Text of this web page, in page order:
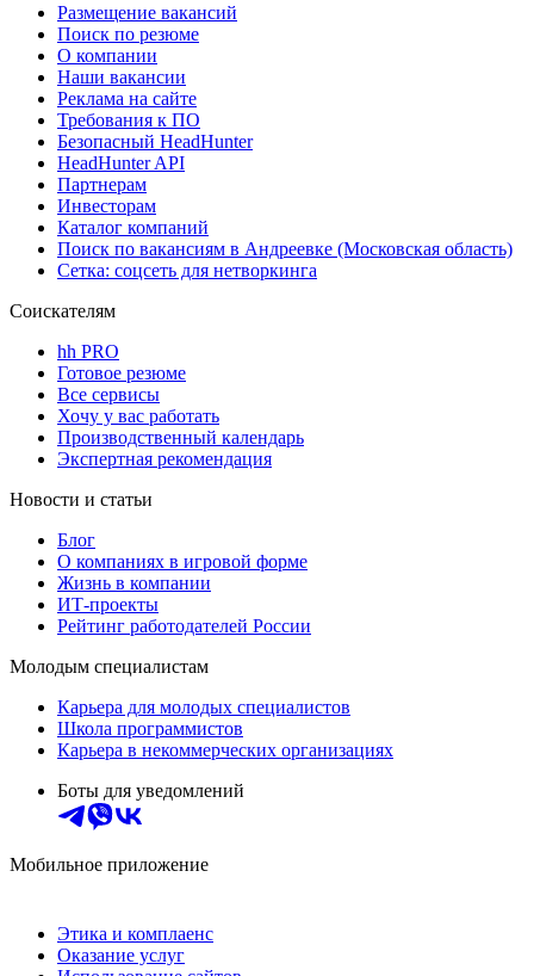
Размещение вакансий
Поиск по резюме
О компании
Наши вакансии
Реклама на сайте
Требования к ПО
Безопасный HeadHunter
HeadHunter API
Партнерам
Инвесторам
Каталог компаний
Поиск по вакансиям в Андреевке (Московская область)
Сетка: соцсеть для нетворкинга
Соискателям
hh PRO
Готовое резюме
Все сервисы
Хочу у вас работать
Производственный календарь
Экспертная рекомендация
Новости и статьи
Блог
О компаниях в игровой форме
Жизнь в компании
ИТ-проекты
Рейтинг работодателей России
Молодым специалистам
Карьера для молодых специалистов
Школа программистов
Карьера в некоммерческих организациях
Боты для уведомлений
Мобильное приложение
Этика и комплаенс
Оказание услуг